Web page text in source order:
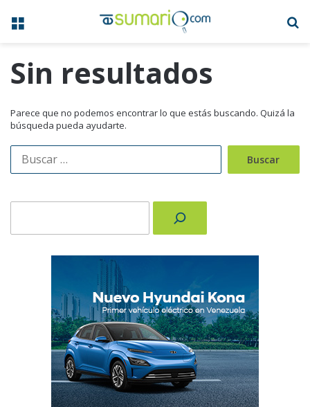
Menú
Sin resultados
Parece que no podemos encontrar lo que estás buscando. Quizá la
búsqueda pueda ayudarte.